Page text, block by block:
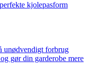
kjolepasform
unødvendigt forbrug
gør din garderobe mere